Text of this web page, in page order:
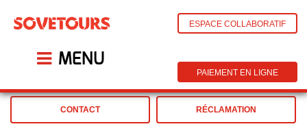
MENU
ESPACE COLLABORATIF
PAIEMENT EN LIGNE
CONTACT RÉCLAMATION